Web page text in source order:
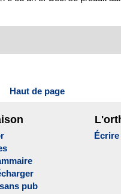
Haut de page
pub